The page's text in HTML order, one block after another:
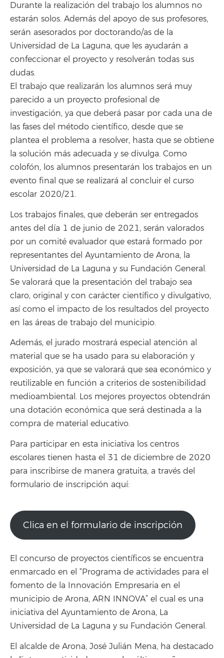
Durante la realización del trabajo los alumnos no
estarán solos. Además del apoyo de sus profesores,
serán asesorados por doctorando/as de la
Universidad de La Laguna, que les ayudarán a
confeccionar el proyecto y resolverán todas sus
dudas.
El trabajo que realizarán los alumnos será muy
parecido a un proyecto profesional de
investigación, ya que deberá pasar por cada una de
las fases del método científico, desde que se
plantea el problema a resolver, hasta que se obtiene
la solución más adecuada y se divulga. Como
colofón, los alumnos presentarán los trabajos en un
evento final que se realizará al concluir el curso
escolar 2020/21.
Los trabajos finales, que deberán ser entregados
antes del día 1 de junio de 2021, serán valorados
por un comité evaluador que estará formado por
representantes del Ayuntamiento de Arona, la
Universidad de La Laguna y su Fundación General.
Se valorará que la presentación del trabajo sea
claro, original y con carácter científico y divulgativo,
así como el impacto de los resultados del proyecto
en las áreas de trabajo del municipio.
Además, el jurado mostrará especial atención al
material que se ha usado para su elaboración y
exposición, ya que se valorará que sea económico y
reutilizable en función a criterios de sostenibilidad
medioambiental. Los mejores proyectos obtendrán
una dotación económica que será destinada a la
compra de material educativo.
Para participar en esta iniciativa los centros
escolares tienen hasta el 31 de diciembre de 2020
para inscribirse de manera gratuita, a través del
formulario de inscripción aquí:
Clica en el formulario de inscripción
El concurso de proyectos científicos se encuentra
enmarcado en el “Programa de actividades para el
fomento de la Innovación Empresaria en el
municipio de Arona, ARN INNOVA” el cual es una
iniciativa del Ayuntamiento de Arona, La
Universidad de La Laguna y su Fundación General.
El alcalde de Arona, José Julián Mena, ha destacado